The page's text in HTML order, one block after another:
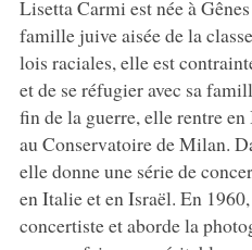
Lisetta Carmi est née à
famille juive aisée de la
lois raciales, elle est
et de se réfugier avec sa
fin de la guerre, elle rentre
au Conservatoire de Milan.
elle donne une série de
en Italie et en Israël. En
concertiste et aborde la